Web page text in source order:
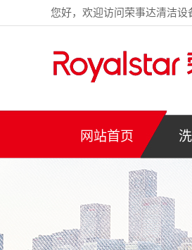
您好，欢迎访问荣事达清洁设
网站首页